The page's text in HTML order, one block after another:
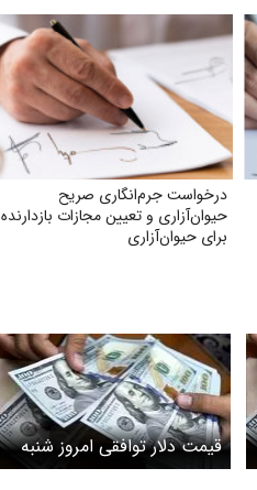
درخواست جرم‌انگاری صریح
حیوان‌آزاری و تعیین مجازات بازدارنده
برای حیوان‌آزاری
قیمت دلار توافقی امروز شنبه
۲۳ خرداد ۱۴۰۵ اعلام شد